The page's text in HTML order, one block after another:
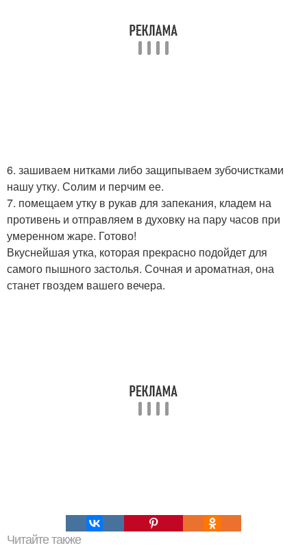
6. зашиваем нитками либо защипываем зубочистками
нашу утку. Солим и перчим ее.
7. помещаем утку в рукав для запекания, кладем на
противень и отправляем в духовку на пару часов при
умеренном жаре. Готово!
Вкуснейшая утка, которая прекрасно подойдет для
самого пышного застолья. Сочная и ароматная, она
станет гвоздем вашего вечера.
Читайте также